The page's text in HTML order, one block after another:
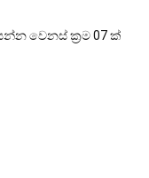
වෙනස් ක්‍රම 07 ක්